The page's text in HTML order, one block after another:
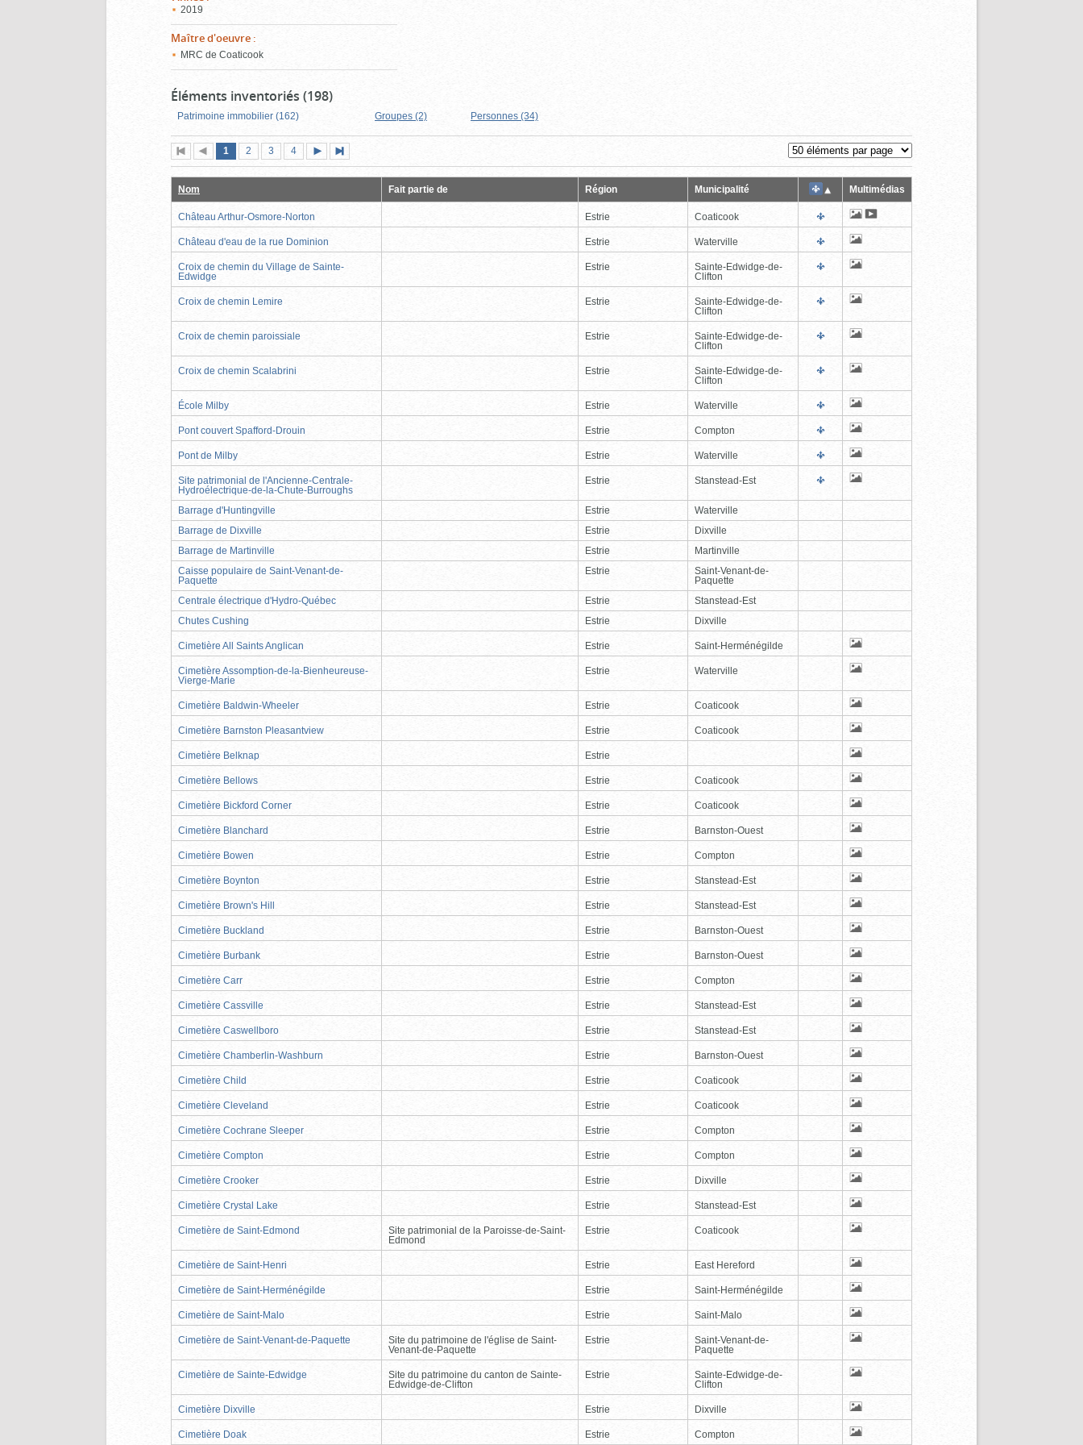
2019
Maître d'oeuvre :
MRC de Coaticook
Éléments inventoriés (198)
Patrimoine immobilier (162) Groupes (2) Personnes (34)
Première
page
Page
précédente
Page
1 (page
actuelle)
Page
2 Page
3 Page
4
suivante
page
Nom Fait partie de Région Municipalité Multimédias
Château Arthur-Osmore-Norton Estrie Coaticook
Château d'eau de la rue Dominion Estrie Waterville
Croix de chemin du Village de Sainte-
Edwidge
Estrie
Sainte-Edwidge-de-
Clifton
Croix de chemin Lemire Estrie
Sainte-Edwidge-de-
Clifton
Croix de chemin paroissiale Estrie
Sainte-Edwidge-de-
Clifton
Croix de chemin Scalabrini Estrie
Sainte-Edwidge-de-
Clifton
École Milby Estrie Waterville
Pont couvert Spafford-Drouin Estrie Compton
Pont de Milby Estrie Waterville
Site patrimonial de l'Ancienne-Centrale-
Hydroélectrique-de-la-Chute-Burroughs
Estrie Stanstead-Est
Barrage d'Huntingville Estrie
Waterville
Barrage de Dixville
Estrie
Dixville
Barrage de Martinville
Estrie
Martinville
Caisse populaire de Saint-Venant-de-
Paquette
Estrie
Saint-Venant-de-
Paquette
Centrale électrique d'Hydro-Québec
Estrie
Stanstead-Est
Chutes Cushing
Estrie Dixville
Cimetière All Saints Anglican Estrie Saint-Herménégilde
Cimetière Assomption-de-la-Bienheureuse-
Vierge-Marie
Estrie Waterville
Cimetière Baldwin-Wheeler Estrie Coaticook
Cimetière Barnston Pleasantview Estrie Coaticook
Cimetière Belknap Estrie
Cimetière Bellows Estrie Coaticook
Cimetière Bickford Corner Estrie Coaticook
Cimetière Blanchard Estrie Barnston-Ouest
Cimetière Bowen Estrie Compton
Cimetière Boynton Estrie Stanstead-Est
Cimetière Brown's Hill Estrie Stanstead-Est
Cimetière Buckland Estrie Barnston-Ouest
Cimetière Burbank Estrie Barnston-Ouest
Cimetière Carr Estrie Compton
Cimetière Cassville Estrie Stanstead-Est
Cimetière Caswellboro Estrie Stanstead-Est
Cimetière Chamberlin-Washburn Estrie Barnston-Ouest
Cimetière Child Estrie Coaticook
Cimetière Cleveland Estrie Coaticook
Cimetière Cochrane Sleeper Estrie Compton
Cimetière Compton Estrie Compton
Cimetière Crooker Estrie Dixville
Cimetière Crystal Lake Estrie Stanstead-Est
Cimetière de Saint-Edmond
Site patrimonial de la Paroisse-de-Saint-
Edmond
Estrie Coaticook
Cimetière de Saint-Henri Estrie East Hereford
Cimetière de Saint-Herménégilde Estrie Saint-Herménégilde
Cimetière de Saint-Malo Estrie Saint-Malo
Cimetière de Saint-Venant-de-Paquette
Site du patrimoine de l'église de Saint-
Venant-de-Paquette
Estrie
Saint-Venant-de-
Paquette
Cimetière de Sainte-Edwidge
Site du patrimoine du canton de Sainte-
Edwidge-de-Clifton
Estrie
Sainte-Edwidge-de-
Clifton
Cimetière Dixville Estrie Dixville
Cimetière Doak Estrie Compton